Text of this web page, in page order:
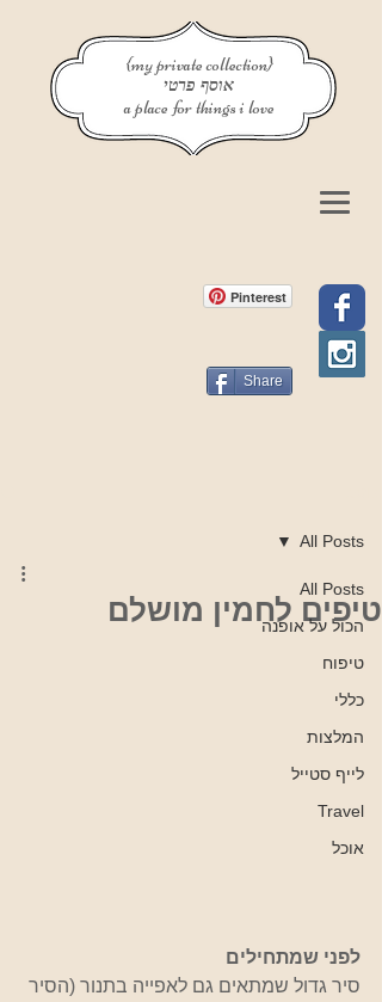
{my private collection}
אוסף פרטי
a place for things i love
Pinterest
Share
All Posts
הכול על אופנה
טיפוח
כללי
המלצות
לייף סטייל
Travel
אוכל
All Posts
טיפים לחמין מושלם
לפני שמתחילים
סיר גדול שמתאים גם לאפייה בתנור (הסיר